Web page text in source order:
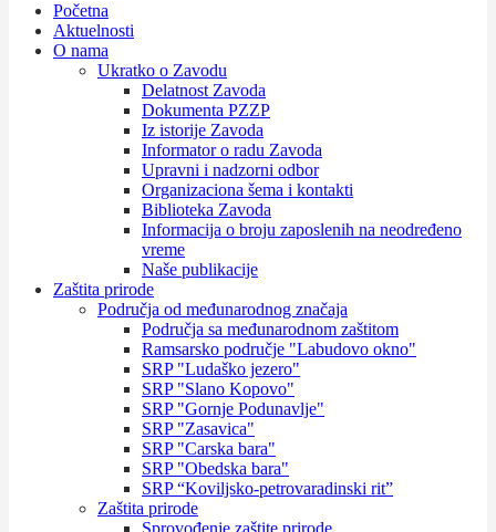
Početna
Aktuelnosti
O nama
Ukratko o Zavodu
Delatnost Zavoda
Dokumenta PZZP
Iz istorije Zavoda
Informator o radu Zavoda
Upravni i nadzorni odbor
Organizaciona šema i kontakti
Biblioteka Zavoda
Informacija o broju zaposlenih na neodređeno
vreme
Naše publikacije
Zaštita prirode
Područja od međunarodnog značaja
Područja sa međunarodnom zaštitom
Ramsarsko područje "Labudovo okno"
SRP "Ludaško jezero"
SRP "Slano Kopovo"
SRP "Gornje Podunavlje"
SRP "Zasavica"
SRP "Carska bara"
SRP "Obedska bara"
SRP “Koviljsko-petrovaradinski rit”
Zaštita prirode